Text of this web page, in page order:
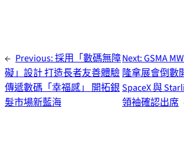
← Previous:採用「數碼無障
礙」設計 打造長者友善體驗
傳遞數碼「幸福感」 開拓銀
髮市場新藍海
Next:GSMA
隆拿展會倒數
SpaceX 與
領袖確認出席